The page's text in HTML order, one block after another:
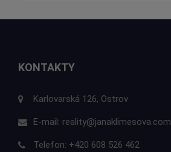
KONTAKTY
Karlovarská 126, Ostrov
E-mail: reality@janaklimesova.com
Telefon: +420 608 526 462